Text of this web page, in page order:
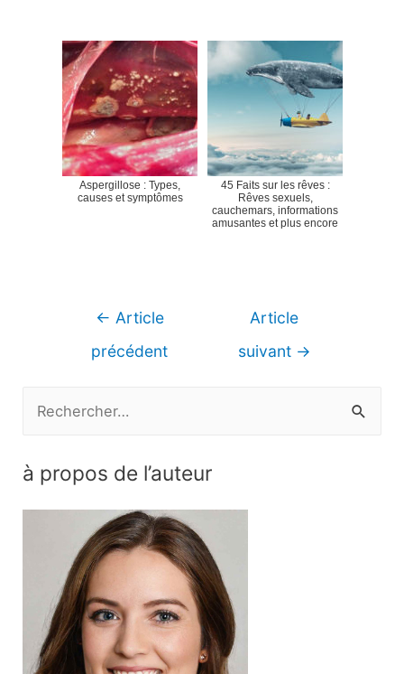
Aspergillose : Types,
causes et symptômes
45 Faits sur les rêves :
Rêves sexuels,
cauchemars, informations
amusantes et plus encore
Navigation
← Article
précédent
Article
suivant →
h
à propos de l’auteur